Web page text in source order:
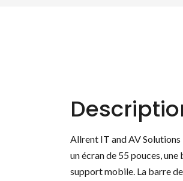
Allrent IT and AV
un écran de 55 pouces,
support mobile. La barre